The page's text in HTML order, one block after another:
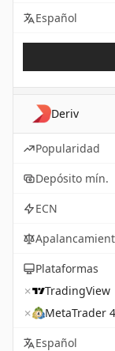
Español
Deriv
Popularidad
Depósito mín.
ECN
Plataformas
✗
TradingView
✗
MetaTrader 4
Español